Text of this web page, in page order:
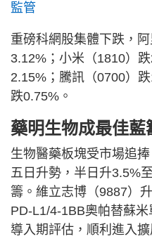
監管
重磅科網股集體下跌，
3.12%；小米（1810）
2.15%；騰訊（0700）
跌0.75%。
藥明生物成最佳藍
生物醫藥板塊受市場追
五日升勢，半日升3.5%
籌。維立志博（9887）
PD-L1/4-1BB奧帕替蘇
導入期評估，順利進入